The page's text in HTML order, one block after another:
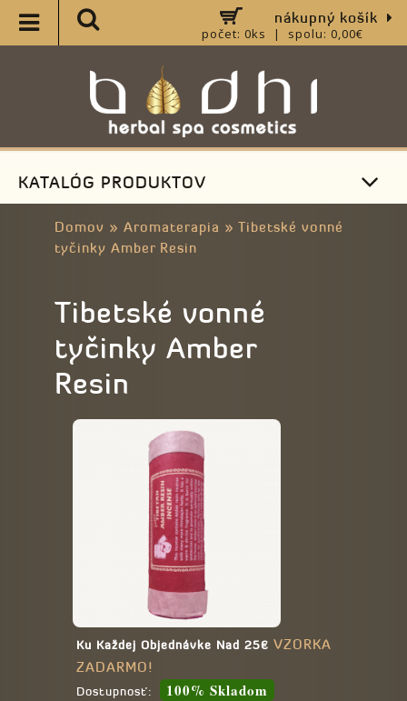
nákupný košík
počet: 0ks | spolu: 0,00€
KATALÓG PRODUKTOV
Domov » Aromaterapia » Tibetské vonné
tyčinky Amber Resin
Tibetské vonné
tyčinky Amber
Resin
Ku Každej Objednávke Nad 25€ VZORKA
ZADARMO!
Dostupnosť: 100% Skladom